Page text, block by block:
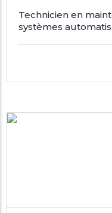
Technicien en
systèmes